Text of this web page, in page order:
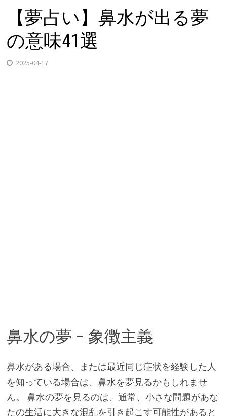
【夢占い】鼻水が出る夢
の意味41選
2025-04-17
鼻水の夢 – 象徴主義
鼻水がある場合、または最近同じ症状を経験した人
を知っている場合は、鼻水を夢見るかもしれませ
ん。 鼻水の夢を見るのは、通常、小さな問題があな
たの生活に大きな混乱を引き起こす可能性があると